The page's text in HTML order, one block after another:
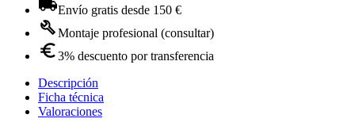
Envío gratis desde 150 €
Montaje profesional (consultar)
3% descuento por transferencia
Descripción
Ficha técnica
Valoraciones